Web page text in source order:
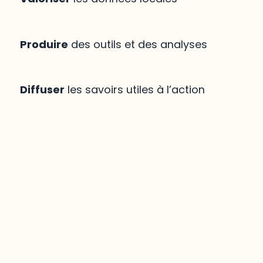
Produire des outils et des analyses
Diffuser les savoirs utiles à l’action